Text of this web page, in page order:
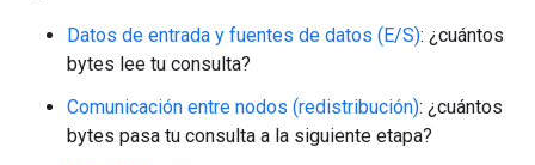
Datos de entrada y fuentes de datos (E/S): ¿cuántos
bytes lee tu consulta?
Comunicación entre nodos (redistribución): ¿cuántos
bytes pasa tu consulta a la siguiente etapa?